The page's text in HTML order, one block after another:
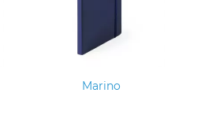
Marino